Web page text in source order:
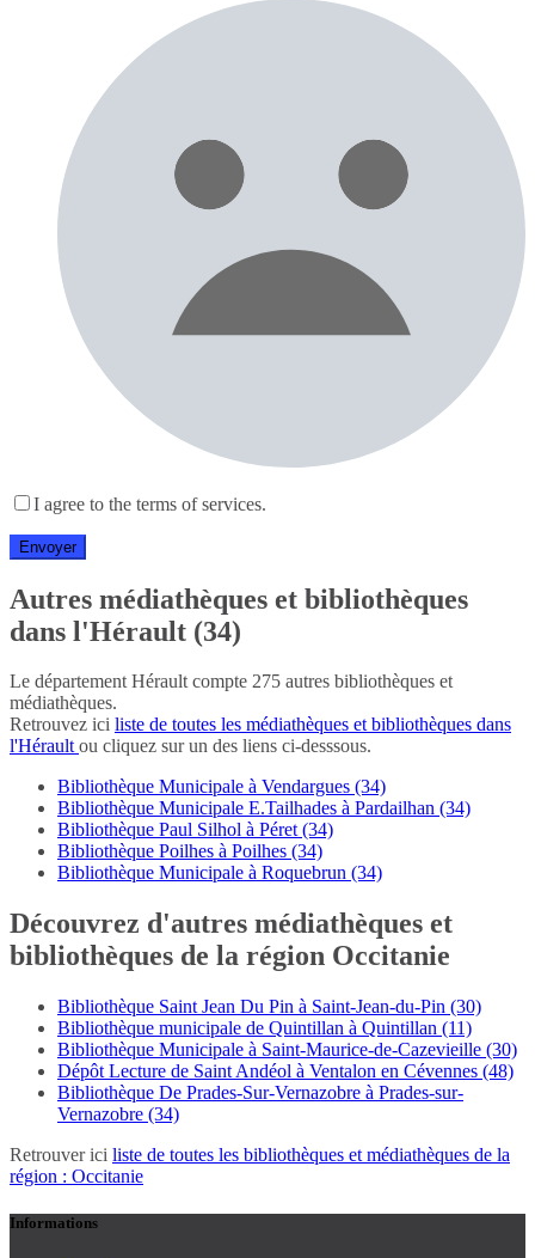
I agree to the terms of services.
Autres médiathèques et bibliothèques
dans l'Hérault (34)
Le département Hérault compte 275 autres bibliothèques et
médiathèques.
Retrouvez ici liste de toutes les médiathèques et bibliothèques dans
l'Héraultou cliquez sur un des liens ci-desssous.
Bibliothèque Municipale à Vendargues (34)
Bibliothèque Municipale E.Tailhades à Pardailhan (34)
Bibliothèque Paul Silhol à Péret (34)
Bibliothèque Poilhes à Poilhes (34)
Bibliothèque Municipale à Roquebrun (34)
Découvrez d'autres médiathèques et
bibliothèques de la région Occitanie
Bibliothèque Saint Jean Du Pin à Saint-Jean-du-Pin (30)
Bibliothèque municipale de Quintillan à Quintillan (11)
Bibliothèque Municipale à Saint-Maurice-de-Cazevieille (30)
Dépôt Lecture de Saint Andéol à Ventalon en Cévennes (48)
Bibliothèque De Prades-Sur-Vernazobre à Prades-sur-
Vernazobre (34)
Retrouver ici liste de toutes les bibliothèques et médiathèques de la
région : Occitanie
Informations